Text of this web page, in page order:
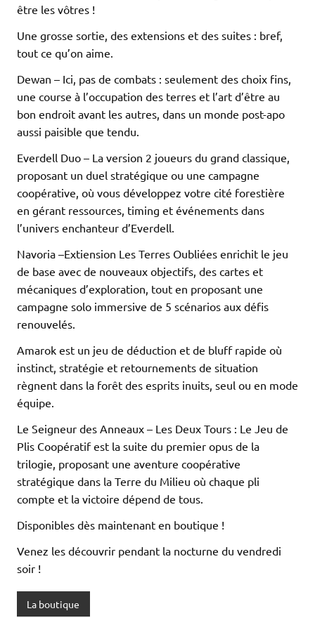
être les vôtres !
Une grosse sortie, des extensions et des suites : bref,
tout ce qu’on aime.
Dewan – Ici, pas de combats : seulement des choix fins,
une course à l’occupation des terres et l’art d’être au
bon endroit avant les autres, dans un monde post-apo
aussi paisible que tendu.
Everdell Duo – La version 2 joueurs du grand classique,
proposant un duel stratégique ou une campagne
coopérative, où vous développez votre cité forestière
en gérant ressources, timing et événements dans
l’univers enchanteur d’Everdell.
Navoria –Extiension Les Terres Oubliées enrichit le jeu
de base avec de nouveaux objectifs, des cartes et
mécaniques d’exploration, tout en proposant une
campagne solo immersive de 5 scénarios aux défis
renouvelés.
Amarok est un jeu de déduction et de bluff rapide où
instinct, stratégie et retournements de situation
règnent dans la forêt des esprits inuits, seul ou en mode
équipe.
Le Seigneur des Anneaux – Les Deux Tours : Le Jeu de
Plis Coopératif est la suite du premier opus de la
trilogie, proposant une aventure coopérative
stratégique dans la Terre du Milieu où chaque pli
compte et la victoire dépend de tous.
Disponibles dès maintenant en boutique !
Venez les découvrir pendant la nocturne du vendredi
soir !
La boutique